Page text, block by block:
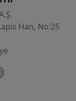
Han, No:25
açılır
bir sekmede açılır